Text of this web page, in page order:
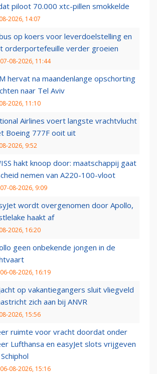
piloot 70.000 xtc-pillen smokkelde
2026, 14:07
op koers voor leverdoelstelling en
orderportefeuille verder groeien
07-08-2026, 11:44
hervat na maandenlange opschorting
naar Tel Aviv
2026, 11:10
Airlines voert langste vrachtvlucht
Boeing 777F ooit uit
2026, 9:52
hakt knoop door: maatschappij gaat
nemen van A220-100-vloot
07-08-2026, 9:09
wordt overgenomen door Apollo,
haakt af
2026, 16:20
geen onbekende jongen in de
06-08-2026, 16:19
op vakantiegangers sluit vliegveld
zich aan bij ANVR
2026, 15:56
ruimte voor vracht doordat onder
Lufthansa en easyJet slots vrijgeven
06-08-2026, 15:16